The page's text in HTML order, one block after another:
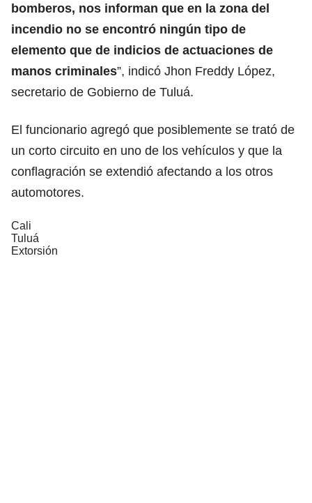
bomberos, nos informan que en la zona del
incendio no se encontró ningún tipo de
elemento que de indicios de actuaciones de
manos criminales”, indicó Jhon Freddy López,
secretario de Gobierno de Tuluá.
El funcionario agregó que posiblemente se trató de
un corto circuito en uno de los vehículos y que la
conflagración se extendió afectando a los otros
automotores.
Cali
Tuluá
Extorsión